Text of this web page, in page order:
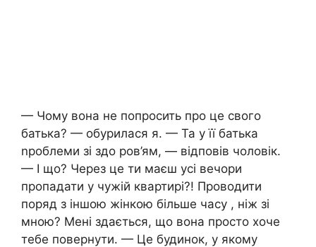
— Чому вона не попросить про це свого
батька? — обурилася я. — Та у її батька
nроблеми зі здо ров’ям, — відповів чоловік.
— І що? Через це ти маєш усі вечори
пропадати у чужій квартирі?! Проводити
поряд з іншою жінкою більше часу , ніж зі
мною? Мені здається, що вона просто хоче
тебе повернути. — Це будинок, у якому